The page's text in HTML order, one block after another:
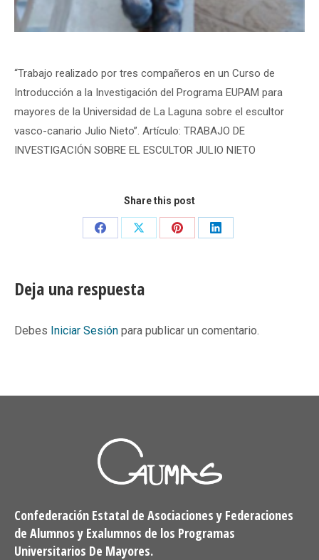
“Trabajo realizado por tres compañeros en un Curso de
Introducción a la Investigación del Programa EUPAM para
mayores de la Universidad de La Laguna sobre el escultor
vasco-canario Julio Nieto”. Artículo: TRABAJO DE
INVESTIGACIÓN SOBRE EL ESCULTOR JULIO NIETO
Share this post
Share
Share
Share
Share
Deja una respuesta
Debes Iniciar Sesión para publicar un comentario.
Confederación Estatal de Asociaciones y Federaciones
de Alumnos y Exalumnos de los Programas
Universitarios De Mayores.